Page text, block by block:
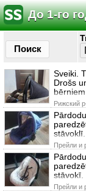
До 1-го
Поиск
Sveiki.
Drošs
Рижский
Прейли и
stāvokī.
Прейли и